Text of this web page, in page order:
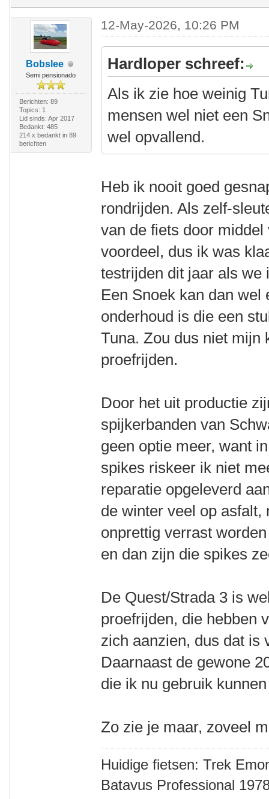
Bobslee
Semi pensionado
Berichten: 89
Topics: 1
Lid sinds: Apr 2017
Bedankt: 485
214 x bedankt in 89
berichten
12-May-2026, 10:26 PM
Hardloper schreef:
Als ik zie hoe weinig
mensen wel niet een
wel opvallend.
Heb ik nooit goed
rondrijden. Als zelf-
van de fiets door
voordeel, dus ik was
testrijden dit jaar als
Een Snoek kan dan
onderhoud is die een
Tuna. Zou dus niet mijn
proefrijden.
Door het uit productie
spijkerbanden van
geen optie meer, want
spikes riskeer ik niet
reparatie opgeleverd
de winter veel op
onprettig verrast
en dan zijn die spikes
De Quest/Strada 3 is
proefrijden, die hebben
zich aanzien, dus dat is
Daarnaast de gewone
die ik nu gebruik
Zo zie je maar, zoveel
Huidige fietsen: Trek
Batavus Professional